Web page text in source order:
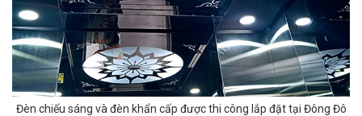
Đèn chiếu sáng và đèn khẩn cấp được thi công lắp đặt tại Đông Đô